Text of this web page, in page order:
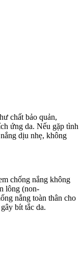
chất bảo quản,
ứng da. Nếu gặp tình
dịu nhẹ, không
chống nắng không
lông (non-
nắng toàn thân cho
bít tắc da.